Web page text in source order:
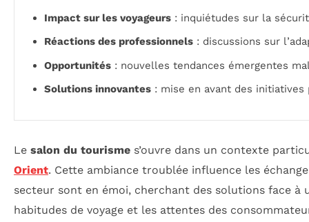
Impact sur les voyageurs : inquiétudes sur la
Réactions des professionnels : discussions sur
Opportunités : nouvelles tendances émergentes
Solutions innovantes : mise en avant des
Le salon du tourisme s’ouvre dans un contexte
Orient. Cette ambiance troublée influence les
secteur sont en émoi, cherchant des solutions face
habitudes de voyage et les attentes des